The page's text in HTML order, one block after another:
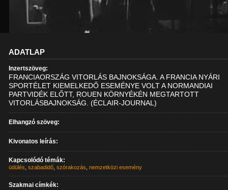
ADATLAP
Inzertszöveg:
FRANCIAORSZÁG VITORLÁS BAJNOKSÁGA. A FRANCIA NYÁRI
SPORTÉLET KIEMELKEDŐ ESEMÉNYE VOLT A NORMANDIAI
PARTVIDÉK ELŐTT, ROUEN KÖRNYÉKÉN MEGTARTOTT
VITORLÁSBAJNOKSÁG. (ÉCLAIR-JOURNAL)
Elhangzó szöveg:
Kivonatos leírás:
Kapcsolódó témák:
üdülés ,szabadidő ,szórakozás ,nemzetközi esemény
Szakmai címkék: